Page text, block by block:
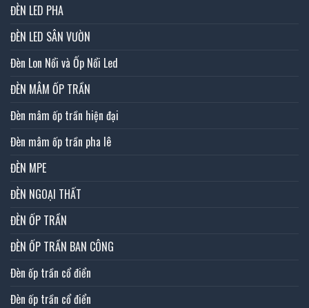
ĐÈN LED PHA
ĐÈN LED SÂN VƯỜN
Đèn Lon Nổi và Ốp Nổi Led
ĐÈN MÂM ỐP TRẦN
Đèn mâm ốp trần hiện đại
Đèn mâm ốp trần pha lê
ĐÈN MPE
ĐÈN NGOẠI THẤT
ĐÈN ỐP TRẦN
ĐÈN ỐP TRẦN BAN CÔNG
Đèn ốp trần cổ điển
Đèn ốp trần cổ điển